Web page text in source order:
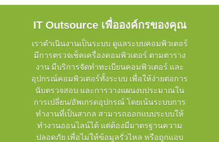
IT Outsource เพื่อองค์กรของคุณ
เราดำเนินงานเป็นระบบ ดูแลระบบคอมพิวเตอร์
มีการตรวจเช็คเครื่องคอมพิวเตอร์ ตามตาราง
งาน มีบริการจัดทำทะเบียนคอมพิวเตอร์ และ
อุปกรณ์คอมพิวเตอร์ทั้งระบบ เพื่อให้ง่ายต่อการ
นับตรวจสอบ และการวางแผนงบประมาณใน
การเปลี่ยน/อัพเกรดอุปกรณ์ โดยเน้นระบบการ
ทำงานที่เป็นสากล สามารถออกแบบระบบให้
ทำงานออนไลน์ได้ แต่ต้องมีมาตรฐานความ
ปลอดภัย เพื่อไม่ให้ข้อมูลรั่วไหล หรือถูกแอบ